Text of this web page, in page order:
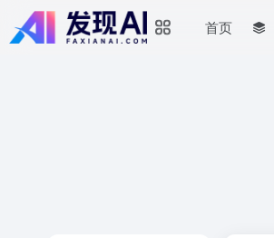
首页